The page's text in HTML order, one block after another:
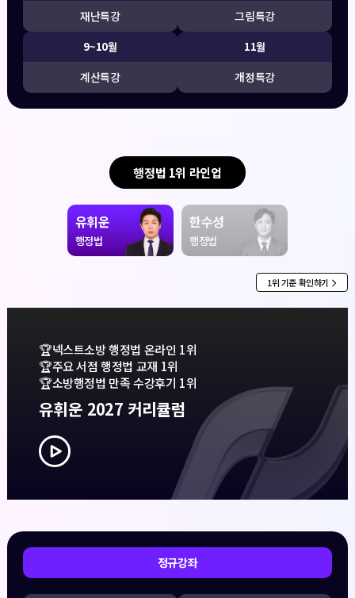
재난특강 그림특강
9~10월
계산특강
11월
개정특강
행정법 1위 라인업
유휘운
행정법
한수성
행정법
1위 기준 확인하기
넥스트소방 행정법 온라인 1위
주요 서점 행정법 교재 1위
소방행정법 만족 수강후기 1위
유휘운 2027 커리큘럼
정규강좌